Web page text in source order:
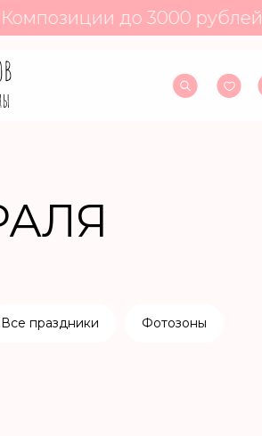
до 3000 рублей ✨
Все праздники Фотозоны